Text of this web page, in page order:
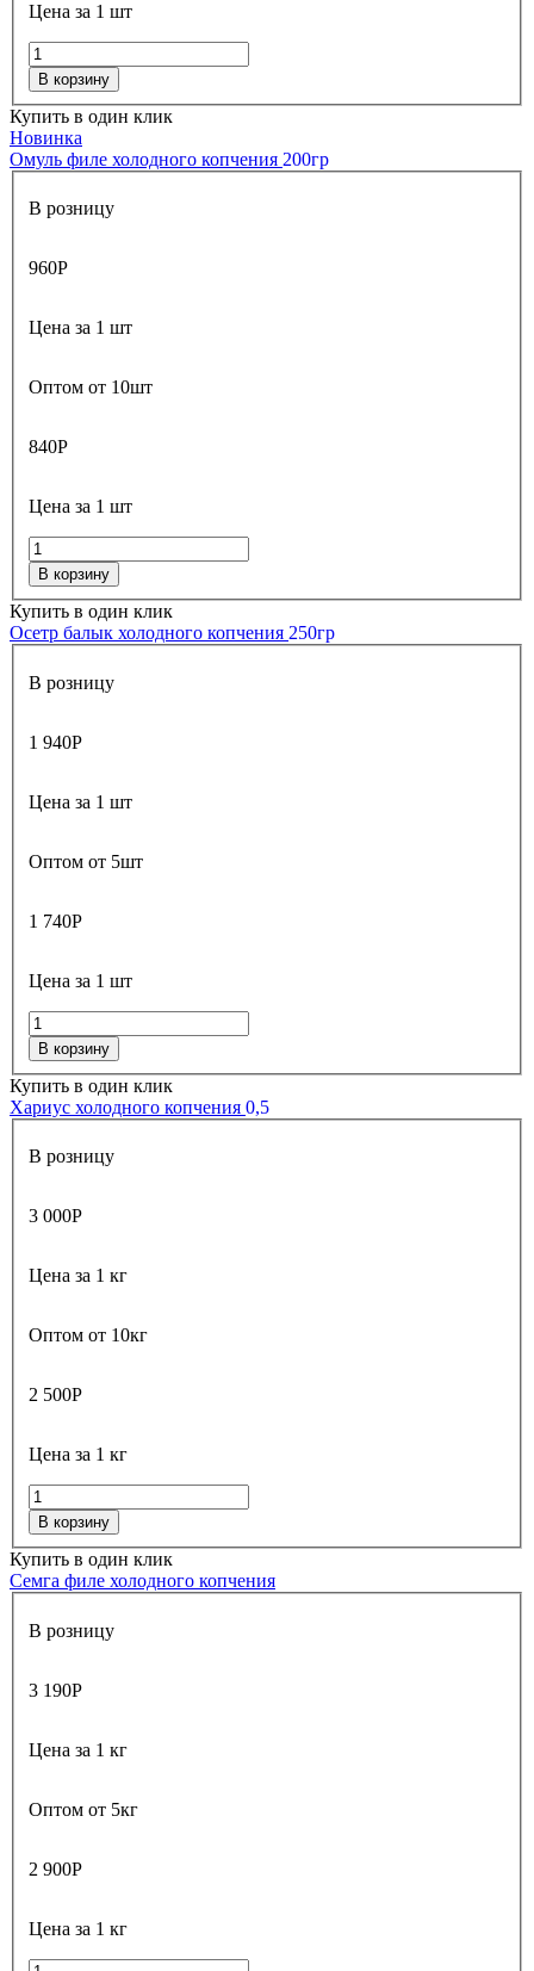
Цена за 1 шт
В корзину
Купить в один клик
Новинка
Омуль филе холодного копчения 200гр
В розницу
960Р
Цена за 1 шт
Оптом от 10шт
840Р
Цена за 1 шт
В корзину
Купить в один клик
Осетр балык холодного копчения 250гр
В розницу
1 940Р
Цена за 1 шт
Оптом от 5шт
1 740Р
Цена за 1 шт
В корзину
Купить в один клик
Хариус холодного копчения 0,5
В розницу
3 000Р
Цена за 1 кг
Оптом от 10кг
2 500Р
Цена за 1 кг
В корзину
Купить в один клик
Семга филе холодного копчения
В розницу
3 190Р
Цена за 1 кг
Оптом от 5кг
2 900Р
Цена за 1 кг